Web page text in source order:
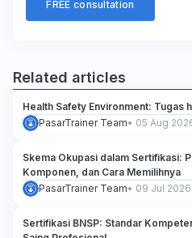
FREE consultation
Related articles
Health Safety Environment: Tugas
PasarTrainer Team• 05 Aug
Skema Okupasi dalam Sertifikasi:
Komponen, dan Cara Memilihnya
PasarTrainer Team• 09 Jul 2026
Sertifikasi BNSP: Standar